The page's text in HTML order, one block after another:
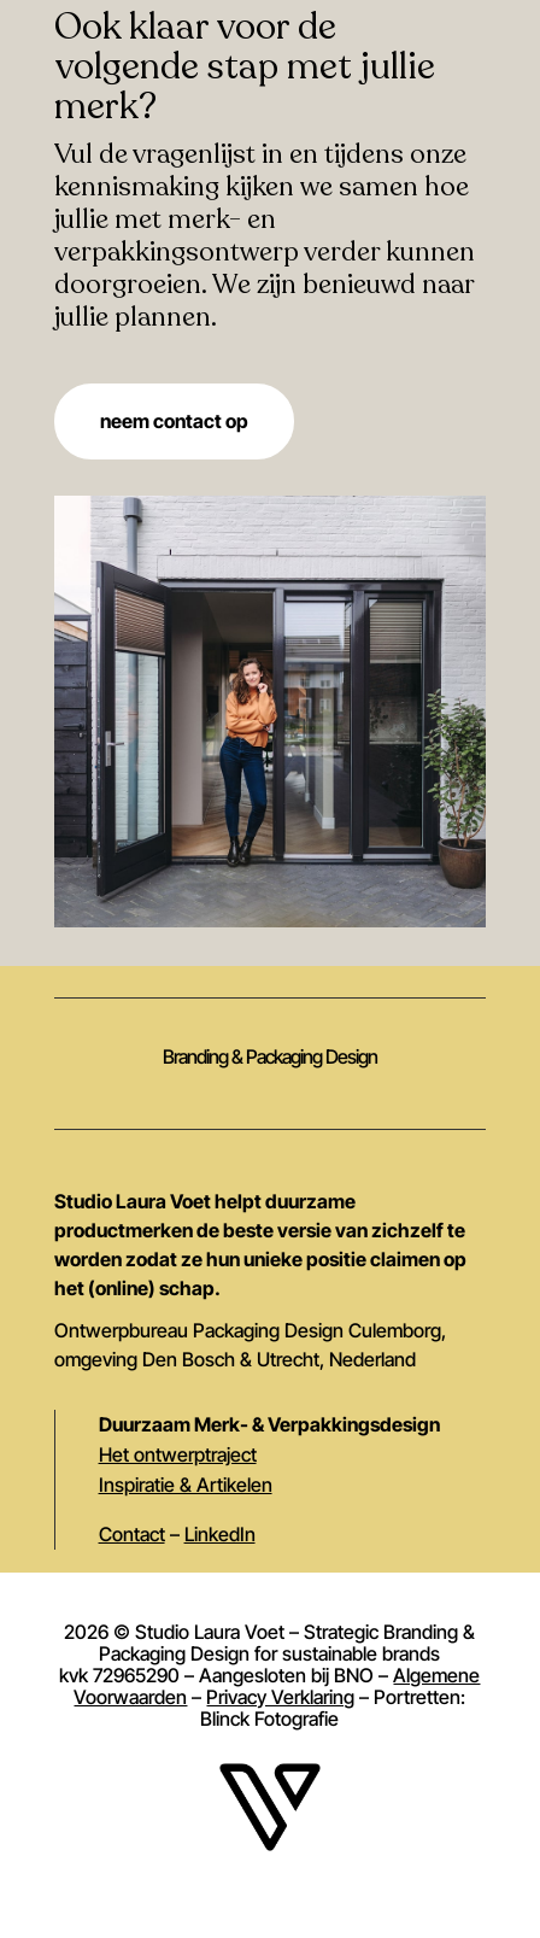
Ook klaar voor de
volgende stap met jullie
merk?
Vul de vragenlijst in en tijdens onze
kennismaking kijken we samen hoe
jullie met merk- en
verpakkingsontwerp verder kunnen
doorgroeien. We zijn benieuwd naar
jullie plannen.
neem contact op
Branding & Packaging Design
Studio Laura Voet helpt duurzame
productmerken de beste versie van zichzelf te
worden zodat ze hun unieke positie claimen op
het (online) schap.
Ontwerpbureau Packaging Design Culemborg,
omgeving Den Bosch & Utrecht, Nederland
Duurzaam Merk- & Verpakkingsdesign
Het ontwerptraject
Inspiratie & Artikelen
Contact– LinkedIn
2026 © Studio Laura Voet – Strategic Branding &
Packaging Design for sustainable brands
kvk 72965290 – Aangesloten bij BNO –Algemene
Voorwaarden – Privacy Verklaring – Portretten:
Blinck Fotografie